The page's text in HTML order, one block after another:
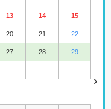
13 14 15
20 21 22
27 28 29